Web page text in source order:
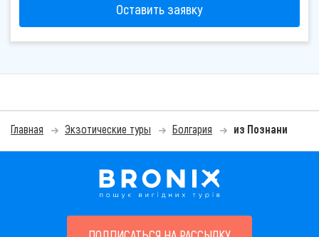
Оставить заявку
Главная Экзотические туры Болгария из Познани